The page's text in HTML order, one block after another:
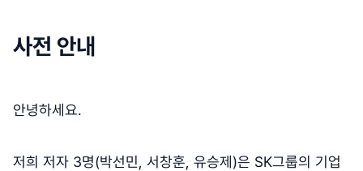
사전 안내
안녕하세요.
저희 저자 3명(박선민, 서창훈, 유승제)은 SK그룹의 기업